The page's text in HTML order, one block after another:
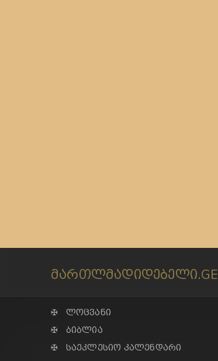
მართლმადიდებელი.GE
✠ ლოცვანი
✠ ბიბლია
✠ საეკლესიო კალენდარი